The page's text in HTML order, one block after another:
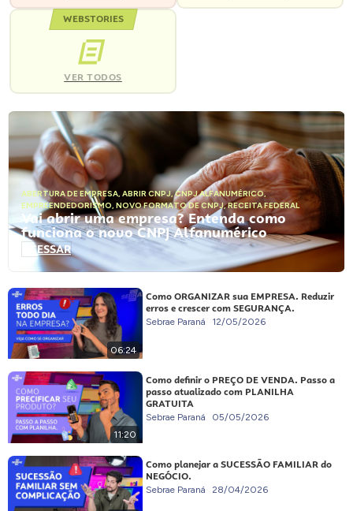
WEBSTORIES
VER TODOS
ABERTURA DE EMPRESA, ABRIR CNPJ,CNPJ ALFANUMÉRICO,
EMPREENDEDORISMO, NOVO FORMATO DE CNPJ,RECEITA FEDERAL
Vai abrir uma empresa? Entenda como
funciona o novo CNPJ Alfanumérico
ACESSAR
06:24
Como ORGANIZAR sua EMPRESA. Reduzir
erros e crescer com SEGURANÇA.
Sebrae Paraná 12/05/2026
11:20
Como definir o PREÇO DE VENDA. Passo a
passo atualizado com PLANILHA
GRATUITA
Sebrae Paraná 05/05/2026
Como planejar a SUCESSÃO FAMILIAR do
NEGÓCIO.
Sebrae Paraná 28/04/2026